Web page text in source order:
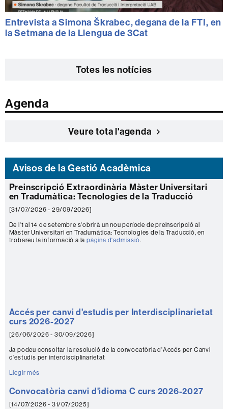
Entrevista a Simona Škrabec, degana de la FTI, en
la Setmana de la Llengua de 3Cat
Totes les notícies
Agenda
Veure tota l'agenda
Avisos de la Gestió Acadèmica
Preinscripció Extraordinària Màster Universitari
en Tradumàtica: Tecnologies de la Traducció
[31/07/2026 - 29/09/2026]
De l'1 al 14 de setembre s'obrirà un nou període de preinscripció al
Màster Universitari en Tradumàtica: Tecnologies de la Traducció, en
trobareu la informació a la pàgina d'admissió.
Accés per canvi d'estudis per Interdisciplinarietat
curs 2026-2027
[26/06/2026 - 30/09/2026]
Ja podeu consoltar la resolució de la convocatòria d'Accés per Canvi
d'estudis per interdisciplinarietat
Llegir més
Convocatòria canvi d'idioma C curs 2026-2027
[14/07/2026 - 31/07/2025]